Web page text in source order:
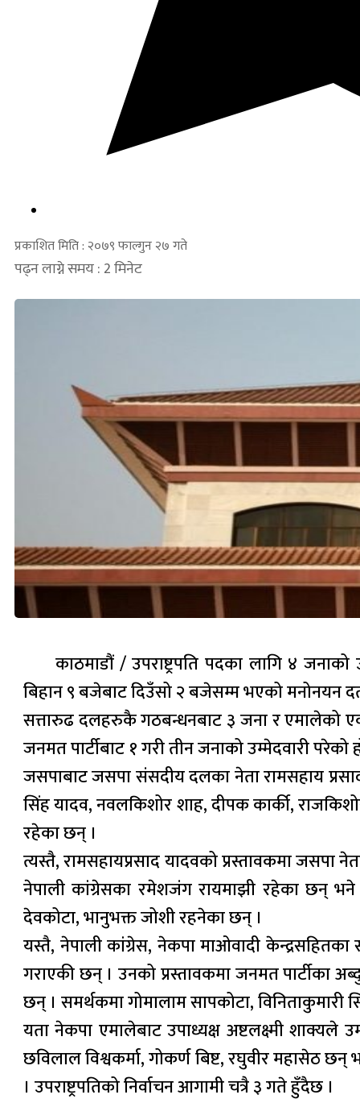
प्रकाशित मिति : २०७९ फाल्गुन २७ गते
पढ्न लाग्ने समय : 2 मिनेट
काठमाडौं / उपराष्ट्रपति पदका लागि ४
बिहान ९ बजेबाट दिउँसो २ बजेसम्म भएको मनोनयन
सत्तारुढ दलहरुकै गठबन्धनबाट ३ जना र एमालेको एक
जनमत पार्टीबाट १ गरी तीन जनाको उम्मेदवारी परेको
जसपाबाट जसपा संसदीय दलका नेता रामसहाय प्रसाद
सिंह यादव, नवलकिशोर शाह, दीपक कार्की,
रहेका छन् ।
त्यस्तै, रामसहायप्रसाद यादवको प्रस्तावकमा जसपा
नेपाली कांग्रेसका रमेशजंग रायमाझी रहेका छन्
देवकोटा, भानुभक्त जोशी रहनेका छन् ।
यस्तै, नेपाली कांग्रेस, नेकपा माओवादी केन्द्रसहितका
गराएकी छन् । उनको प्रस्तावकमा जनमत पार्टीका
छन् । समर्थकमा गोमालाम सापकोटा, विनिताकुमारी
यता नेकपा एमालेबाट उपाध्यक्ष अष्टलक्ष्मी शाक्यले
छविलाल विश्वकर्मा, गोकर्ण बिष्ट, रघुवीर महासेठ
। उपराष्ट्रपतिको निर्वाचन आगामी चत्रै ३ गते हुँदैछ ।